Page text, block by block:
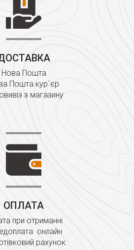
Нова Пошта
Пошта кур`єр
з магазину
ОПЛАТА
при отриманні
онлайн
рахунок